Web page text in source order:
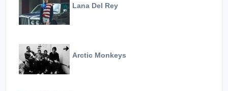
Lana Del Rey
Arctic Monkeys